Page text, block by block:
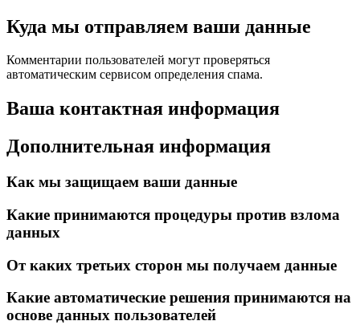
Куда мы отправляем ваши данные
Комментарии пользователей могут проверяться
автоматическим сервисом определения спама.
Ваша контактная информация
Дополнительная информация
Как мы защищаем ваши данные
Какие принимаются процедуры против взлома
данных
От каких третьих сторон мы получаем данные
Какие автоматические решения принимаются на
основе данных пользователей